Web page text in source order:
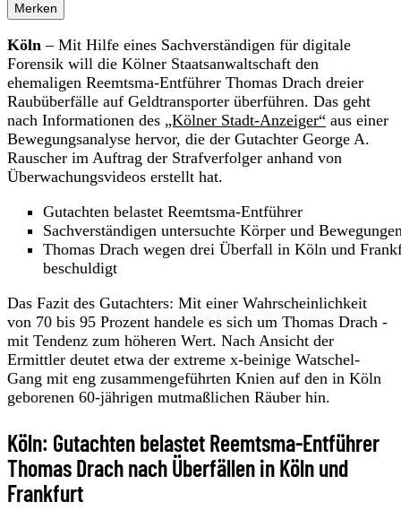
Merken
Köln – Mit Hilfe eines Sachverständigen für digitale
Forensik will die Kölner Staatsanwaltschaft den
ehemaligen Reemtsma-Entführer Thomas Drach dreier
Raubüberfälle auf Geldtransporter überführen. Das geht
nach Informationen des „Kölner Stadt-Anzeiger“ aus einer
Bewegungsanalyse hervor, die der Gutachter George A.
Rauscher im Auftrag der Strafverfolger anhand von
Überwachungsvideos erstellt hat.
Gutachten belastet Reemtsma-Entführer
Sachverständigen untersuchte Körper und
Thomas Drach wegen drei Überfall in Köln und
beschuldigt
Das Fazit des Gutachters: Mit einer Wahrscheinlichkeit
von 70 bis 95 Prozent handele es sich um Thomas Drach -
mit Tendenz zum höheren Wert. Nach Ansicht der
Ermittler deutet etwa der extreme x-beinige Watschel-
Gang mit eng zusammengeführten Knien auf den in Köln
geborenen 60-jährigen mutmaßlichen Räuber hin.
Köln: Gutachten belastet Reemtsma-Entführer
Thomas Drach nach Überfällen in Köln und
Frankfurt